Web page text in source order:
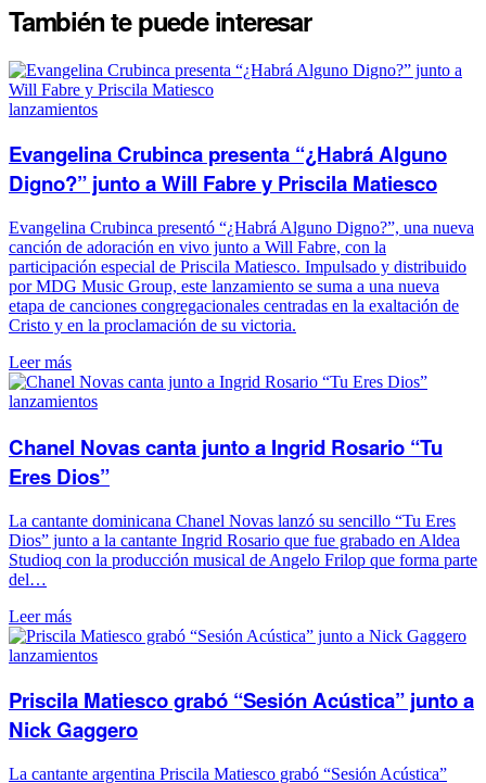
También te puedeinteresar
lanzamientos
Evangelina Crubinca presenta “¿Habrá Alguno
Digno?” junto a Will Fabre y Priscila Matiesco
Evangelina Crubinca presentó “¿Habrá Alguno Digno?”, una nueva
canción de adoración en vivo junto a Will Fabre, con la
participación especial de Priscila Matiesco. Impulsado y distribuido
por MDG Music Group, este lanzamiento se suma a una nueva
etapa de canciones congregacionales centradas en la exaltación de
Cristo y en la proclamación de su victoria.
Leer más
lanzamientos
Chanel Novas canta junto a Ingrid Rosario “Tu
Eres Dios”
La cantante dominicana Chanel Novas lanzó su sencillo “Tu Eres
Dios” junto a la cantante Ingrid Rosario que fue grabado en Aldea
Studioq con la producción musical de Angelo Frilop que forma parte
del…
Leer más
lanzamientos
Priscila Matiesco grabó “Sesión Acústica” junto a
Nick Gaggero
La cantante argentina Priscila Matiesco grabó “Sesión Acústica”